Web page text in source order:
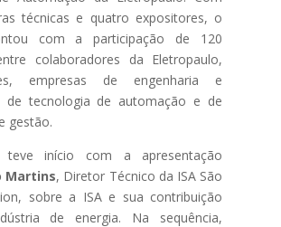
técnicas e quatro expositores, o
com a participação de 120
colaboradores da Eletropaulo,
empresas de engenharia e
de tecnologia de automação e de
gestão.
início com a apresentação
Martins, Diretor Técnico da ISA São
sobre a ISA e sua contribuição
de energia. Na sequência,